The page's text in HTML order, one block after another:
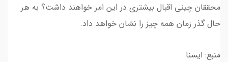
محققان چینی اقبال بیشتری در این امر خواهند داشت؟ به هر
حال گذر زمان همه چیز را نشان خواهد داد.
منبع: ایسنا